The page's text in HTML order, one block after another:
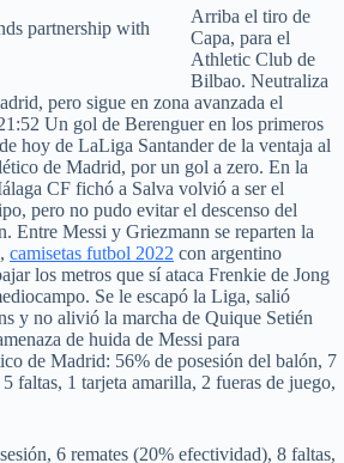
Arriba el tiro de
Capa, para el
Athletic Club de
Bilbao. Neutraliza
pero sigue en zona avanzada el
Un gol de Berenguer en los primeros
hoy de LaLiga Santander de la ventaja al
de Madrid, por un gol a zero. En la
CF fichó a Salva volvió a ser el
pero no pudo evitar el descenso del
Entre Messi y Griezmann se reparten la
camisetas futbol 2022 con argentino
los metros que sí ataca Frenkie de Jong
Se le escapó la Liga, salió
y no alivió la marcha de Quique Setién
de huida de Messi para
de Madrid: 56% de posesión del balón, 7
faltas, 1 tarjeta amarilla, 2 fueras de juego,
6 remates (20% efectividad), 8 faltas,